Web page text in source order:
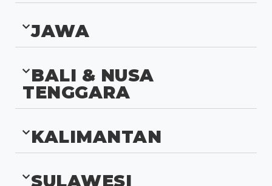
JAWA
BALI & NUSA
TENGGARA
KALIMANTAN
SULAWESI